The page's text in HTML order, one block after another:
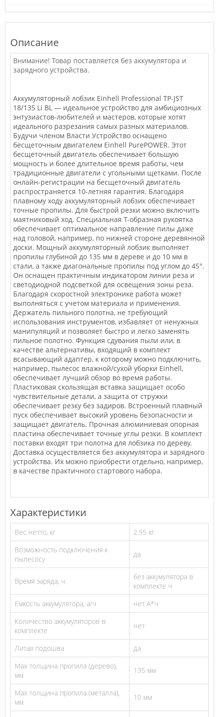
Описание
Внимание! Товар поставляется без аккумулятора и
зарядного устройства.
Аккумуляторный лобзик Einhell Professional TP-JST
18/135 Li BL — идеальное устройство для амбициозных
энтузиастов-любителей и мастеров, которые хотят
идеального разрезания самых разных материалов.
Будучи членом Власти Устройство оснащено
бесщеточным двигателем Einhell PurePOWER. Этот
бесщеточный двигатель обеспечивает большую
мощность и более длительное время работы, чем
традиционные двигатели с угольными щетками. После
онлайн-регистрации на бесщеточный двигатель
распространяется 10-летняя гарантия. Благодаря
плавному ходу аккумуляторный лобзик обеспечивает
точные пропилы. Для быстрой резки можно включить
маятниковый ход. Специальная Т-образная рукоятка
обеспечивает оптимальное направление пилы даже
над головой, например, по нижней стороне деревянной
доски. Мощный аккумуляторный лобзик выполняет
пропилы глубиной до 135 мм в дереве и до 10 мм в
стали, а также диагональные пропилы под углом до 45°.
Он оснащен практичным индикатором линии реза и
светодиодной подсветкой для освещения зоны реза.
Благодаря скоростной электронике работа может
выполняться с учетом материала и применения.
Держатель пильного полотна, не требующий
использования инструментов, избавляет от ненужных
манипуляций и позволяет быстро и легко заменять
пильное полотно. Функция сдувания пыли или, в
качестве альтернативы, входящий в комплект
всасывающий адаптер, к которому можно подключить,
например, пылесос влажной/сухой уборки Einhell,
обеспечивает лучший обзор во время работы.
Пластиковая скользящая вставка защищает особо
чувствительные детали, а защита от стружки
обеспечивает резку без задиров. Встроенный плавный
пуск обеспечивает высокий уровень безопасности и
защищает двигатель. Прочная алюминиевая опорная
пластина обеспечивает точные углы резки. В комплект
поставки входят три полотна для лобзика по дереву.
Доставка осуществляется без аккумулятора и зарядного
устройства. Их можно приобрести отдельно, например,
в качестве практичного стартового набора.
Характеристики
Вес нетто, кг
2.95 кг
Возможность подключения к
пылесосу
да
Время заряда, ч
без аккумулятора в
комплекте ч
Емкость аккумулятора, а/ч
нет А*ч
Количество аккумуляторов в
комплекте
нет
Литая подошва
да
Мах толщина пропила (дерево),
мм
135 мм
Мах толщина пропила (металла),
мм
10 мм